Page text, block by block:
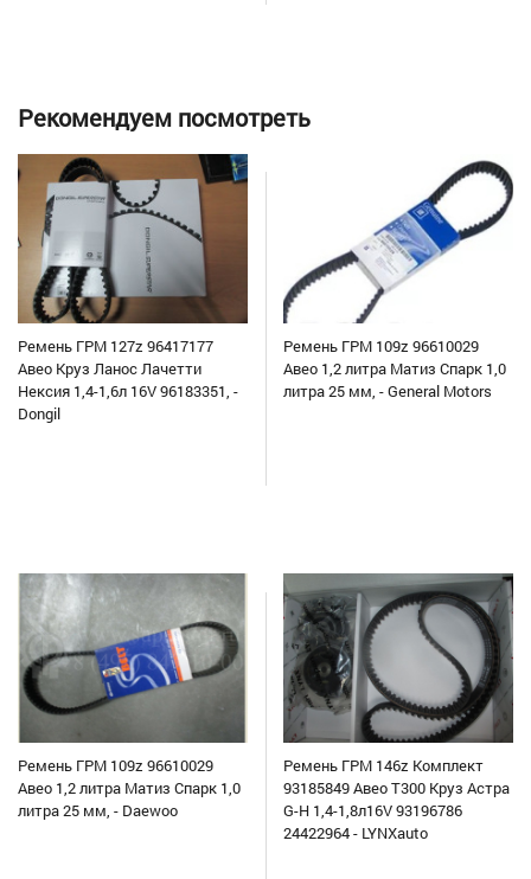
Рекомендуем посмотреть
Ремень ГРМ 127z 96417177
Авео Круз Ланос Лачетти
Нексия 1,4-1,6л 16V 96183351, -
Dongil
Ремень ГРМ 109z 96610029
Авео 1,2 литра Матиз Спарк 1,0
литра 25 мм, - General Motors
Ремень ГРМ 109z 96610029
Авео 1,2 литра Матиз Спарк 1,0
литра 25 мм, - Daewoo
Ремень ГРМ 146z Комплект
93185849 Авео Т300 Круз Астра
G-H 1,4-1,8л16V 93196786
24422964 - LYNXauto